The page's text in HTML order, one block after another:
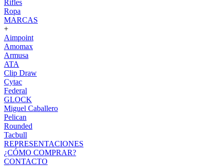
Rifles
Ropa
MARCAS
+
Aimpoint
Amomax
Armusa
ATA
Clip Draw
Cytac
Federal
GLOCK
Miguel Caballero
Pelican
Rounded
Tacbull
REPRESENTACIONES
¿CÓMO COMPRAR?
CONTACTO